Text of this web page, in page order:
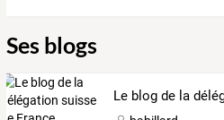
Ses blogs